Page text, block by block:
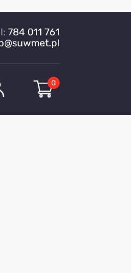
784 011 761
0